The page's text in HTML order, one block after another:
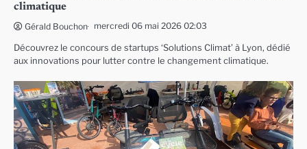
climatique
Gérald Bouchon mercredi 06 mai 2026 02:03
Découvrez le concours de startups ‘Solutions Climat’ à Lyon, dédié
aux innovations pour lutter contre le changement climatique.